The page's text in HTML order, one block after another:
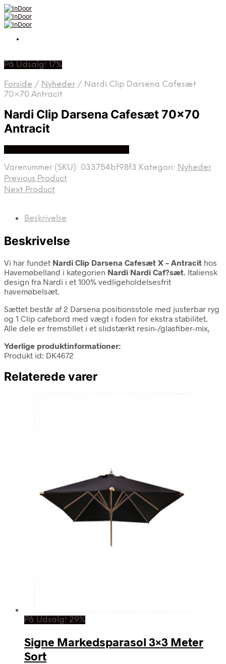
På Udsalg! 17%
Forside / Nyheder / Nardi Clip Darsena Cafesæt
70×70 Antracit
Nardi Clip Darsena Cafesæt 70×70
Antracit
Varenummer (SKU): 033754bf98f3 Kategori: Nyheder
Previous Product
Next Product
Beskrivelse
Beskrivelse
Vi har fundet Nardi Clip Darsena Cafesæt X – Antracit hos
Havemøbelland i kategorien Nardi Nardi Caf?sæt. Italiensk
design fra Nardi i et 100% vedligeholdelsesfrit
havemøbelsæt.
Sættet består af 2 Darsena positionsstole med justerbar ryg
og 1 Clip cafebord med vægt i foden for ekstra stabilitet.
Alle dele er fremstillet i et slidstærkt resin-/glasfiber-mix,
Yderlige produktinformationer:
Produkt id: DK4672
Relaterede varer
På Udsalg! 29%
Signe Markedsparasol 3×3 Meter
Sort